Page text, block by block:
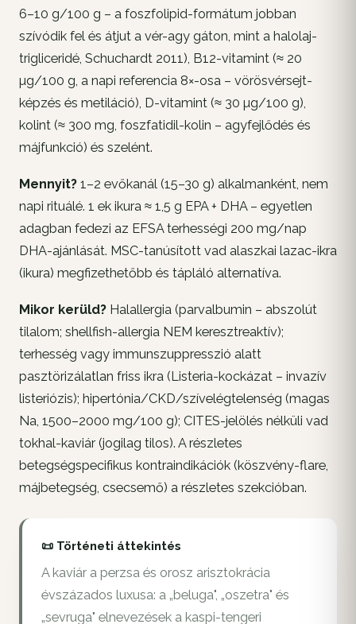
6–10 g/100 g – a foszfolipid-formátum jobban
szívódik fel és átjut a vér-agy gáton, mint a halolaj-
trigliceridé, Schuchardt 2011), B12-vitamint (≈ 20
µg/100 g, a napi referencia 8×-osa – vörösvérsejt-
képzés és metiláció), D-vitamint (≈ 30 µg/100 g),
kolint (≈ 300 mg, foszfatidil-kolin – agyfejlődés és
májfunkció) és szelént.
Mennyit? 1–2 evőkanál (15–30 g) alkalmanként, nem
napi rituálé. 1 ek ikura ≈ 1,5 g EPA + DHA – egyetlen
adagban fedezi az EFSA terhességi 200 mg/nap
DHA-ajánlását. MSC-tanúsított vad alaszkai lazac-ikra
(ikura) megfizethetőbb és tápláló alternatíva.
Mikor kerüld? Halallergia (parvalbumin – abszolút
tilalom; shellfish-allergia NEM keresztreaktív);
terhesség vagy immunszuppresszió alatt
pasztörizálatlan friss ikra (Listeria-kockázat – invazív
listeriózis); hipertónia/CKD/szívelégtelenség (magas
Na, 1500–2000 mg/100 g); CITES-jelölés nélküli vad
tokhal-kaviár (jogilag tilos). A részletes
betegségspecifikus kontraindikációk (köszvény-flare,
májbetegség, csecsemő) a részletes szekcióban.
📜 Történeti áttekintés
A kaviár a perzsa és orosz arisztokrácia
évszázados luxusa: a „beluga", „oszetra" és
„sevruga" elnevezések a kaspi-tengeri